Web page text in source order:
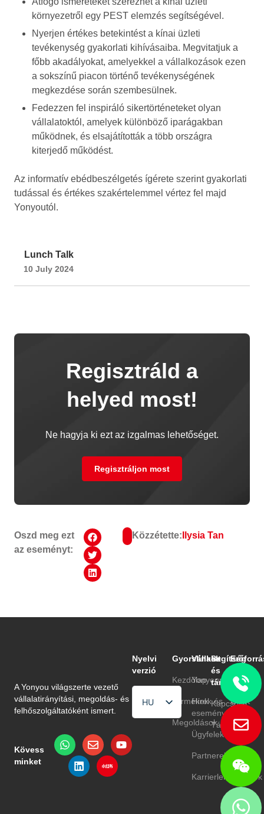
környezetről egy PEST elemzés segítségével.
Nyerjen értékes betekintést a kínai üzleti
tevékenység gyakorlati kihívásaiba. Megvitatjuk a
főbb akadályokat, amelyekkel a vállalkozások ezen
a sokszínű piacon történő tevékenységének
megkezdése során szembesülnek.
Fedezzen fel inspiráló sikertörténeteket olyan
vállalatoktól, amelyek különböző iparágakban
működnek, és elsajátították a több országra
kiterjedő működést.
Az informatív ebédbeszélgetés ígérete szerint gyakorlati
tudással és értékes szakértelemmel vértez fel majd
Yonyoutól.
Lunch Talk
10 July 2024
Regisztráld a
helyed most!
Ne hagyja ki ezt az izgalmas lehetőséget.
Regisztráljon most
Oszd meg ezt
az eseményt:
Közzétette: Ilysia Tan
A Yonyou világszerte vezető
vállalatirányítási, megoldás- és
felhőszolgáltatóként ismert.
Kövess
minket
Nyelvi
verzió
HU
EN
Gyorslinkek
Kezdőlap
Termékek
Megoldások
Vállalat
Yonyouról
Hírek és
események
Ügyfelek
Partnerek
Karrierlehetőségek
Segítség
és
támogatás
Kapcsolat
Támogatás
Blog
GYIK